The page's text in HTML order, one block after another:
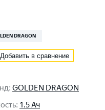
DRAGON
Добавить в сравнение
: GOLDEN DRAGON
: 1.5 Ач